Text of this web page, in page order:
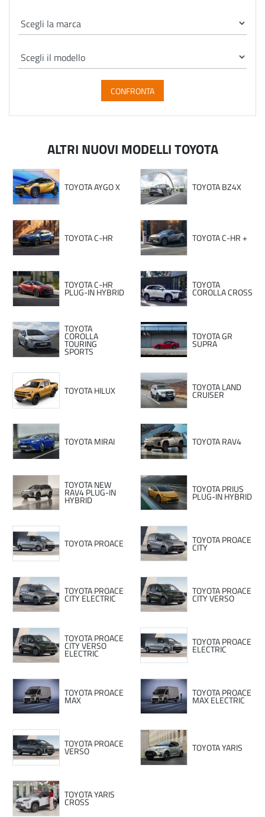
CONFRONTA
ALTRI NUOVI MODELLI TOYOTA
TOYOTA AYGO X TOYOTA BZ4X
TOYOTA C-HR TOYOTA C-HR +
TOYOTA C-HR
PLUG-IN HYBRID
TOYOTA
COROLLA CROSS
TOYOTA
COROLLA
TOURING
SPORTS
TOYOTA GR
SUPRA
TOYOTA HILUX TOYOTA LAND
CRUISER
TOYOTA MIRAI TOYOTA RAV4
TOYOTA NEW
RAV4 PLUG-IN
HYBRID
TOYOTA PRIUS
PLUG-IN HYBRID
TOYOTA PROACE TOYOTA PROACE
CITY
TOYOTA PROACE
CITY ELECTRIC
TOYOTA PROACE
CITY VERSO
TOYOTA PROACE
CITY VERSO
ELECTRIC
TOYOTA PROACE
ELECTRIC
TOYOTA PROACE
MAX
TOYOTA PROACE
MAX ELECTRIC
TOYOTA PROACE
VERSO TOYOTA YARIS
TOYOTA YARIS
CROSS